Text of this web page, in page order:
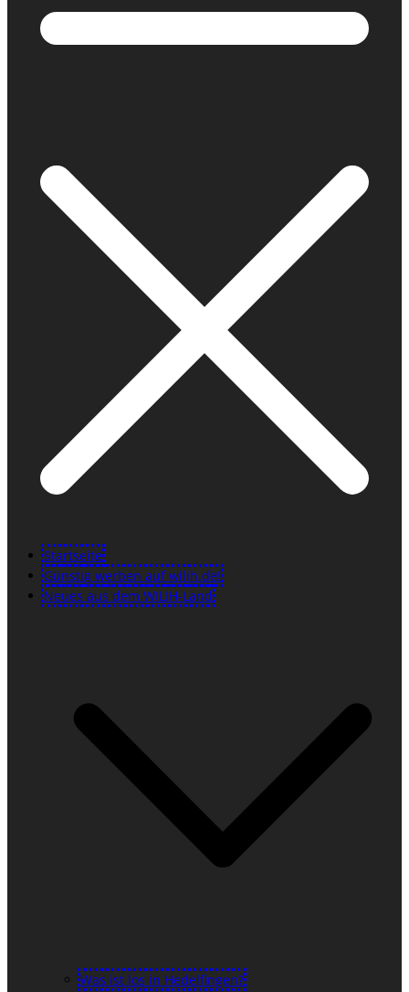
Startseite
Günstig werben auf wilih.de!
Neues aus dem WILIH-Land
Was ist los in Hedelfingen?